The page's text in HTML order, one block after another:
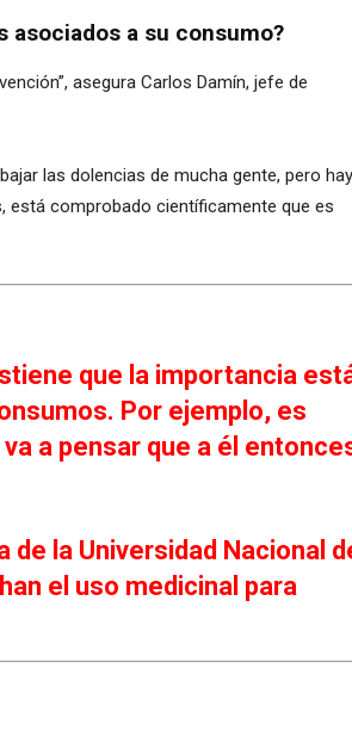
asociados a su consumo?
asegura Carlos Damín, jefe de
las dolencias de mucha gente, pero hay
está comprobado científicamente que es
que la importancia
Por ejemplo, es
a pensar que a él
la Universidad Nacional
el uso medicinal para